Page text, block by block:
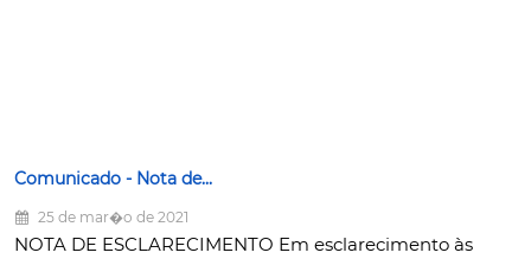
Comunicado - Nota de...
25 de mar�o de 2021
NOTA DE ESCLARECIMENTO Em esclarecimento às